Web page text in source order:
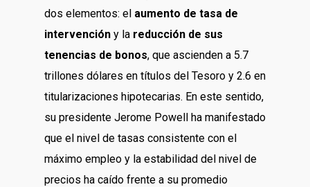
dos elementos: el aumento de tasa de
intervención y la reducción de sus
tenencias de bonos, que ascienden a 5.7
trillones dólares en títulos del Tesoro y 2.6 en
titularizaciones hipotecarias. En este sentido,
su presidente Jerome Powell ha manifestado
que el nivel de tasas consistente con el
máximo empleo y la estabilidad del nivel de
precios ha caído frente a su promedio